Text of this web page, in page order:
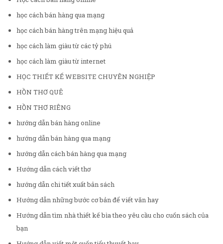
học cách bán hàng qua mạng
học cách bán hàng trên mạng hiệu quả
học cách làm giàu từ các tỷ phú
học cách làm giàu từ internet
HỌC THIẾT KẾ WEBSITE CHUYÊN NGHIỆP
HỒN THƠ QUÊ
HỒN THƠ RIÊNG
hướng dẫn bán hàng online
hướng dẫn bán hàng qua mạng
hướng dẫn cách bán hàng qua mạng
Hướng dẫn cách viết thơ
hướng dẫn chi tiết xuất bản sách
Hướng dẫn những bước cơ bản để viết văn hay
Hướng dẫn tìm nhà thiết kế bìa theo yêu cầu cho cuốn sách của
bạn